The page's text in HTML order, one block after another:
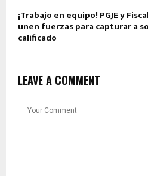
¡Trabajo en equipo! PGJE y
unen fuerzas para capturar a
calificado
LEAVE A COMMENT